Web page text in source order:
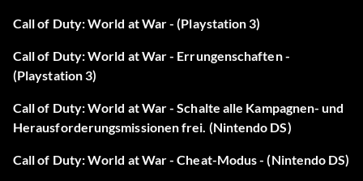
oder im Koop.
Architekt 30 Punkte: Beende 'Vendetta' auf dem
Schwierigkeitsgrad Veteran. Nur Solo
Der Profi 15 Punkte: Erschießen Sie alle Gefolgsleute von
nachzuladen. Nur Solo
Call of Duty: World at War - (Playstation 3)
Call of Duty: World at War - Errungenschaften -
(Playstation 3)
Call of Duty: World at War - Schalte alle Kampagnen- und
Herausforderungsmissionen frei. (Nintendo DS)
Call of Duty: World at War - Cheat-Modus - (Nintendo DS)